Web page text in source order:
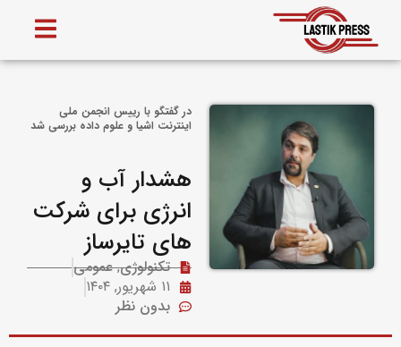
در گفتگو با رییس انجمن ملی
اینترنت اشیا و علوم داده بررسی شد
هشدار آب و
انرژی برای شرکت
های تایرساز
تکنولوژی,عمومی
۱۱ شهریور, ۱۴۰۴
بدون نظر